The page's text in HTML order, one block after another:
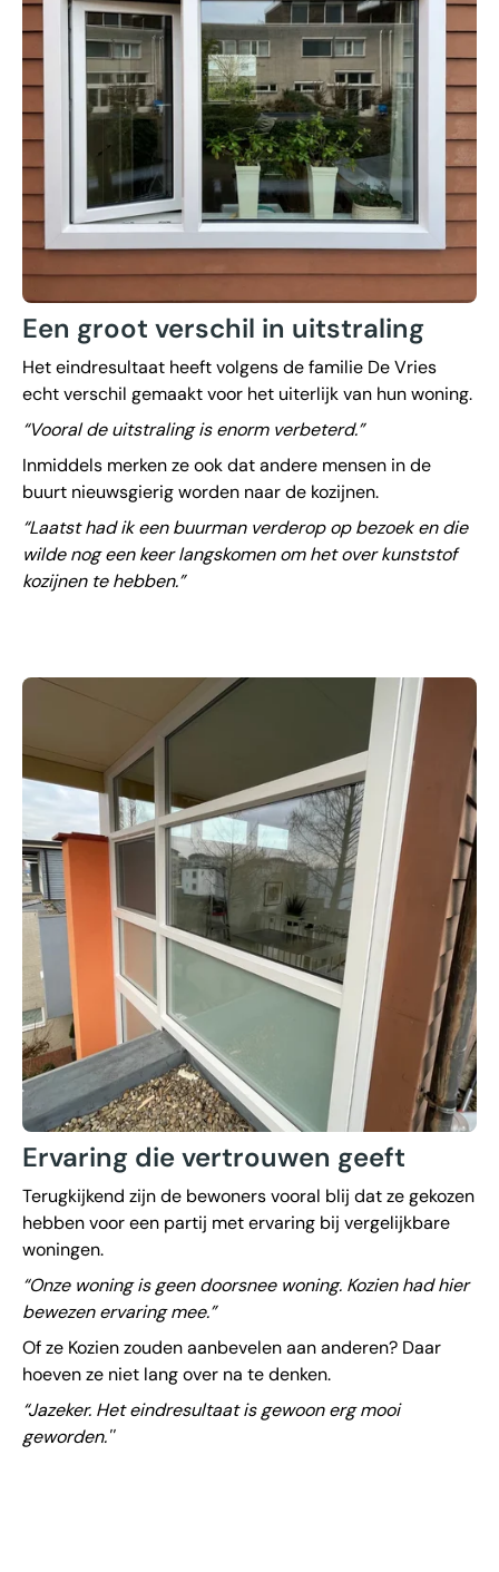
Een groot verschil in uitstraling
Het eindresultaat heeft volgens de familie De Vries
echt verschil gemaakt voor het uiterlijk van hun woning.
“Vooral de uitstraling is enorm verbeterd.”
Inmiddels merken ze ook dat andere mensen in de
buurt nieuwsgierig worden naar de kozijnen.
“Laatst had ik een buurman verderop op bezoek en die
wilde nog een keer langskomen om het over kunststof
kozijnen te hebben.”
Ervaring die vertrouwen geeft
Terugkijkend zijn de bewoners vooral blij dat ze gekozen
hebben voor een partij met ervaring bij vergelijkbare
woningen.
“Onze woning is geen doorsnee woning. Kozien had hier
bewezen ervaring mee.”
Of ze Kozienzouden aanbevelen aan anderen? Daar
hoeven ze niet lang over na te denken.
“Jazeker. Het eindresultaat is gewoon erg mooi
geworden.''